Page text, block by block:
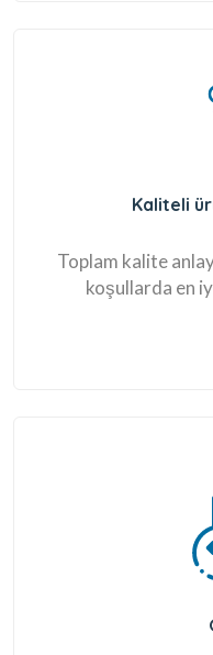
Kaliteli
Toplam kalite
koşullarda en